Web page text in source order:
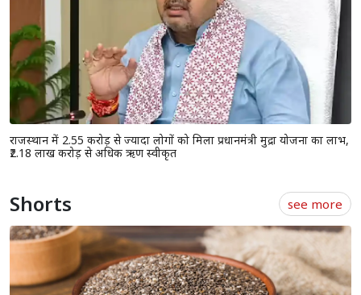
राजस्थान में 2.55 करोड़ से ज्यादा लोगों को मिला प्रधानमंत्री मुद्रा योजना का लाभ,
₹2.18 लाख करोड़ से अधिक ऋण स्वीकृत
Shorts see more